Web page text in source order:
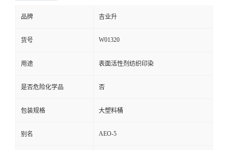
品牌 吉业升
货号 W01320
用途 表面活性剂纺织印染
是否危险化学品 否
包装规格 大塑料桶
别名 AEO-5